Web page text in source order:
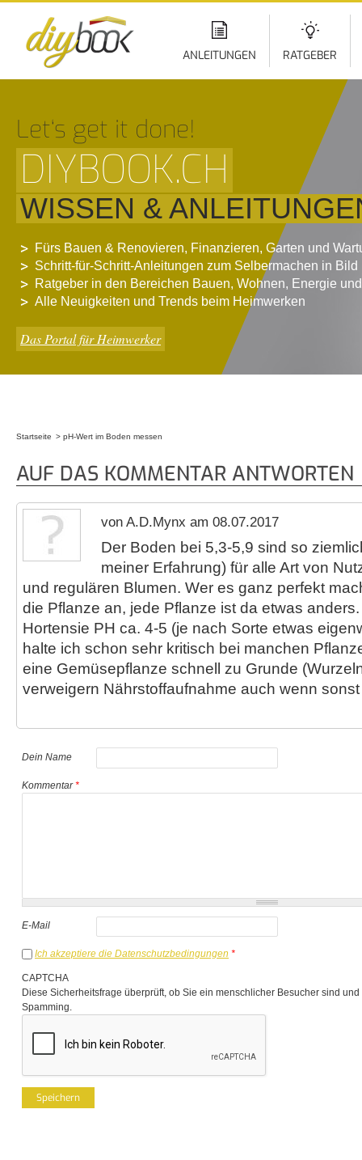
ANLEITUNGEN RATGEBER
Let‘s get it done!
DIYBOOK.CH
WISSEN &
Fürs Bauen & Renovieren, Finanzieren, Garten und
Schritt-für-Schritt-Anleitungen zum Selbermachen in Bild
Ratgeber in den Bereichen Bauen, Wohnen, Energie
Alle Neuigkeiten und Trends beim Heimwerken
Das Portal für Heimwerker
Startseite pH-Wert im Boden messen
AUF DAS KOMMENTAR ANTWORTEN
von A.D.Mynx am 08.07.2017
Der Boden bei 5,3-5,9 sind so
meiner Erfahrung) für alle Art von
und regulären Blumen. Wer es ganz perfekt
die Pflanze an, jede Pflanze ist da etwas
Hortensie PH ca. 4-5 (je nach Sorte etwas
halte ich schon sehr kritisch bei manchen
eine Gemüsepflanze schnell zu Grunde
verweigern Nährstoffaufnahme auch wenn
Dein Name
Kommentar*
E-Mail
Ich akzeptiere die Datenschutzbedingungen *
CAPTCHA
Diese Sicherheitsfrage überprüft, ob Sie ein menschlicher Besucher sind
Spamming.